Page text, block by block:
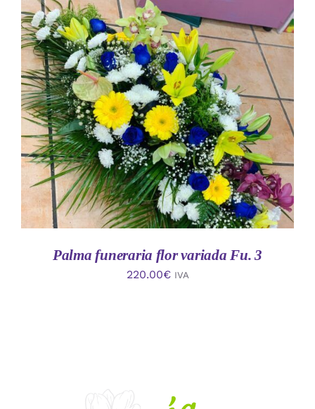
AÑADIR AL CARRITO
/
DETALLES
Palma funeraria flor variada Fu. 3
220.00€ IVA